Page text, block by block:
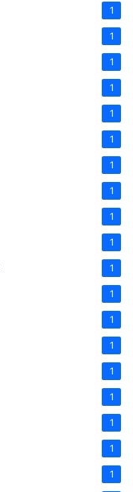
1
1
1
1
1
1
1
1
1
1
1
1
1
1
1
1
1
1
1